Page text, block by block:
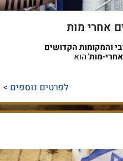
אחרי מות
והמקומות הקדושים
מות'הוא
לפרטים נוספים >